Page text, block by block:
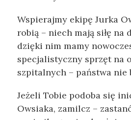
Wspierajmy ekipę Jurka
robią – niech mają siłę na
dzięki nim mamy
specjalistyczny sprzęt na
szpitalnych – państwa nie
Jeżeli Tobie podoba się
Owsiaka, zamilcz –